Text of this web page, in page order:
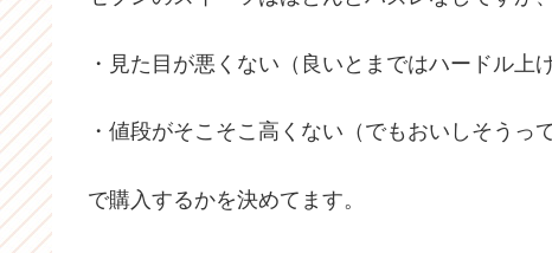
・見た目が悪くない（良いとまではハードル上
・値段がそこそこ高くない（でもおいしそうっ
で購入するかを決めてます。